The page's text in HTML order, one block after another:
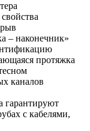
– наконечник»
протяжка
каналов
гарантируют
с кабелями,